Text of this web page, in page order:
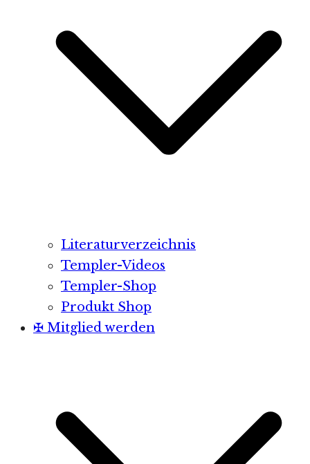
Literaturverzeichnis
Templer-Videos
Templer-Shop
Produkt Shop
✠ Mitglied werden